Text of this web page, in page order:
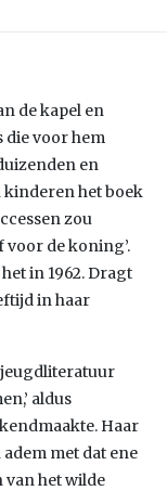
de kapel en
die voor hem
en
het boek
zou
voor de koning’.
in 1962. Dragt
in haar
jeugdliteratuur
aldus
Haar
met dat ene
van het wilde